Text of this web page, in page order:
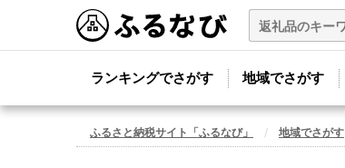
ランキングでさがす 地域でさがす
ふるさと納税サイト「ふるなび」 地域でさがす